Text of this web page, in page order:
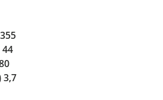
3,7